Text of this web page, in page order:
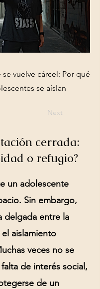
vuelve cárcel: Por qué
se aíslan
Next
cerrada:
o refugio?
un adolescente
Sin embargo,
delgada entre la
aislamiento
veces no se
de interés social,
de un